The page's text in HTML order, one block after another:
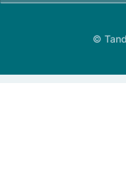
©